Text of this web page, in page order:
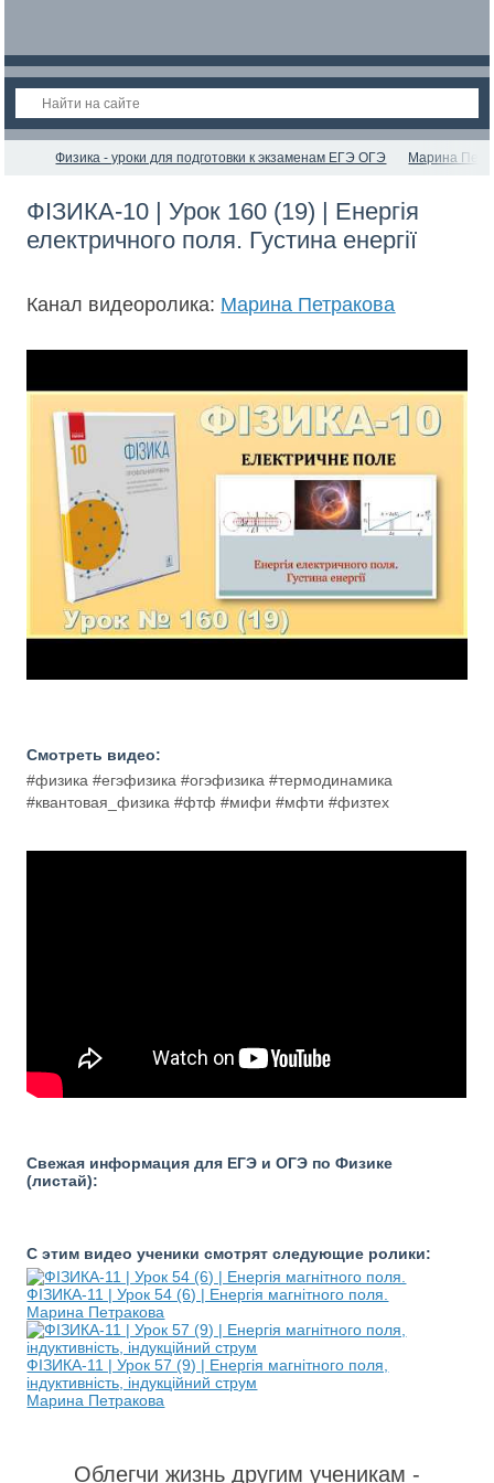
Физика - уроки для подготовки к экзаменам ЕГЭ ОГЭ Марина
ФІЗИКА-10 | Урок 160 (19) | Енергія
електричного поля. Густина енергії
Канал видеоролика: Марина Петракова
Смотреть видео:
#физика #егэфизика #огэфизика #термодинамика
#квантовая_физика #фтф #мифи #мфти #физтех
Свежая информация для ЕГЭ и ОГЭ по Физике
(листай):
С этим видео ученики смотрят следующие ролики:
ФІЗИКА-11 | Урок 54 (6) | Енергія магнітного поля.
Марина Петракова
ФІЗИКА-11 | Урок 57 (9) | Енергія магнітного поля,
індуктивність, індукційний струм
Марина Петракова
Облегчи жизнь другим ученикам -